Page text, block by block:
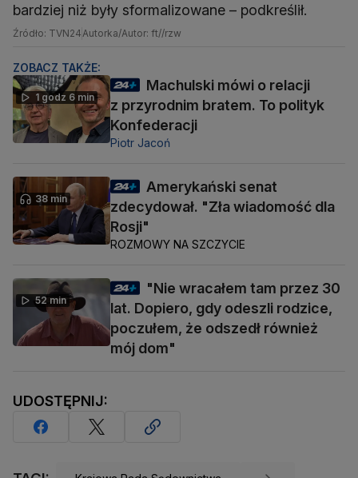
bardziej niż były sformalizowane – podkreślił.
Źródło: TVN24Autorka/Autor: ft//rzw
ZOBACZ TAKŻE:
1 godz 6 min
Machulski mówi o relacji
z przyrodnim bratem. To polityk
Konfederacji
Piotr Jacoń
38 min
Amerykański senat
zdecydował. "Zła wiadomość dla
Rosji"
ROZMOWY NA SZCZYCIE
52 min
"Nie wracałem tam przez 30
lat. Dopiero, gdy odeszli rodzice,
poczułem, że odszedł również
mój dom"
UDOSTĘPNIJ: